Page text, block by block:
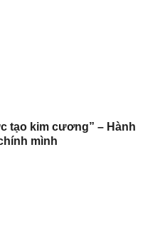
tạo kim cương” – Hành
mình